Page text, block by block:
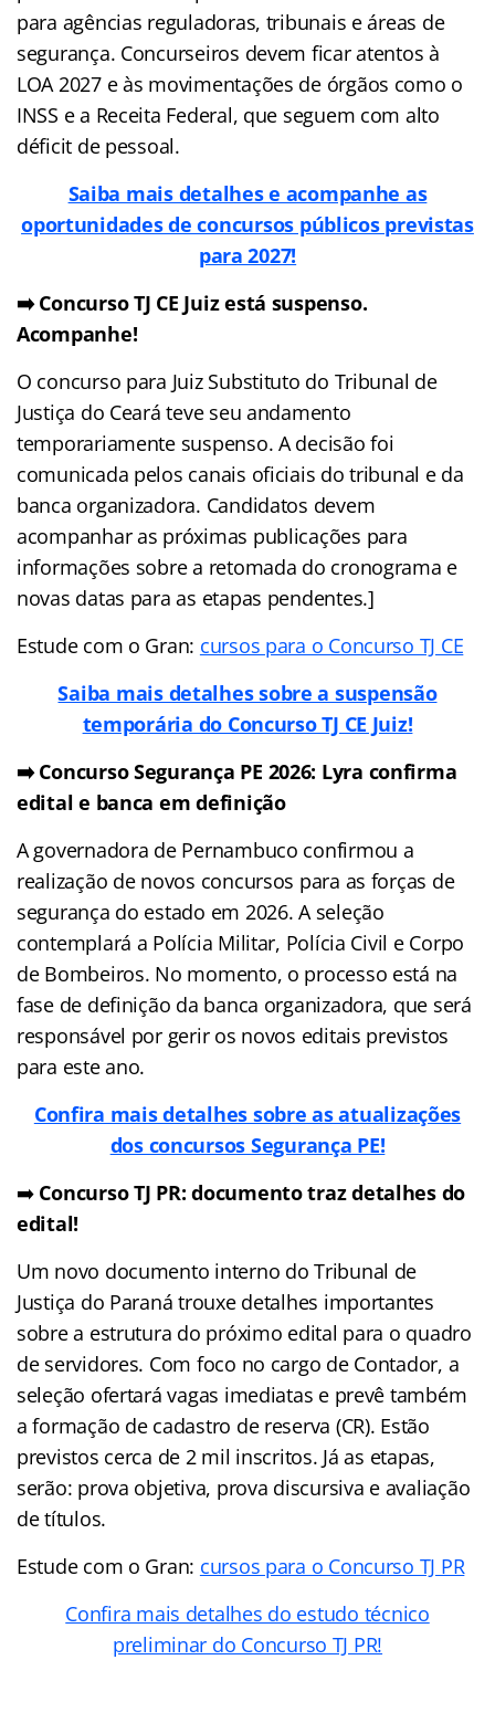
para agências reguladoras, tribunais e áreas de
segurança. Concurseiros devem ficar atentos à
LOA 2027 e às movimentações de órgãos como o
INSS e a Receita Federal, que seguem com alto
déficit de pessoal.
Saiba mais detalhes e acompanhe as
oportunidades de concursos públicos previstas
para 2027!
➡️ Concurso TJ CE Juiz está suspenso.
Acompanhe!
O concurso para Juiz Substituto do Tribunal de
Justiça do Ceará teve seu andamento
temporariamente suspenso. A decisão foi
comunicada pelos canais oficiais do tribunal e da
banca organizadora. Candidatos devem
acompanhar as próximas publicações para
informações sobre a retomada do cronograma e
novas datas para as etapas pendentes.]
Estude com o Gran: cursos para o Concurso TJ CE
Saiba mais detalhes sobre a suspensão
temporária do Concurso TJ CE Juiz!
➡️ Concurso Segurança PE 2026: Lyra confirma
edital e banca em definição
A governadora de Pernambuco confirmou a
realização de novos concursos para as forças de
segurança do estado em 2026. A seleção
contemplará a Polícia Militar, Polícia Civil e Corpo
de Bombeiros. No momento, o processo está na
fase de definição da banca organizadora, que será
responsável por gerir os novos editais previstos
para este ano.
Confira mais detalhes sobre as atualizações
dos concursos Segurança PE!
➡️Concurso TJ PR: documento traz detalhes do
edital!
Um novo documento interno do Tribunal de
Justiça do Paraná trouxe detalhes importantes
sobre a estrutura do próximo edital para o quadro
de servidores. Com foco no cargo de Contador, a
seleção ofertará vagas imediatas e prevê também
a formação de cadastro de reserva (CR). Estão
previstos cerca de 2 mil inscritos. Já as etapas,
serão: prova objetiva, prova discursiva e avaliação
de títulos.
Estude com o Gran: cursos para o Concurso TJ PR
Confira mais detalhes do estudo técnico
preliminar do Concurso TJ PR!